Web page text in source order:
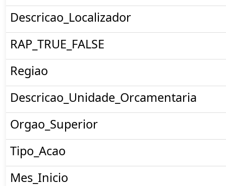
Descricao_Localizador
RAP_TRUE_FALSE
Regiao
Descricao_Unidade_Orcamentaria
Orgao_Superior
Tipo_Acao
Mes_Inicio